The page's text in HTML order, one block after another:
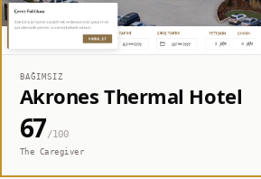
BAĞIMSIZ
Akrones Thermal Hotel
67/100
The Caregiver